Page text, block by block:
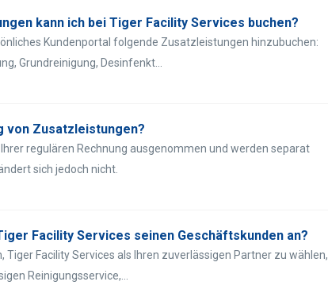
kann ich bei Tiger Facility Services buchen?
Kundenportal folgende Zusatzleistungen hinzubuchen:
Grundreinigung, Desinfenkt...
von Zusatzleistungen?
regulären Rechnung ausgenommen und werden separat
sich jedoch nicht.
Facility Services seinen Geschäftskunden an?
Tiger Facility Services als Ihren zuverlässigen Partner zu wählen,
Reinigungsservice,...